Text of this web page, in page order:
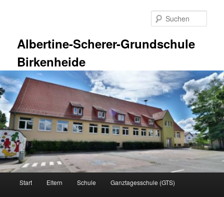
Albertine-Scherer-Grundschule
Birkenheide
Start Eltern Schule Ganztagesschule (GTS)